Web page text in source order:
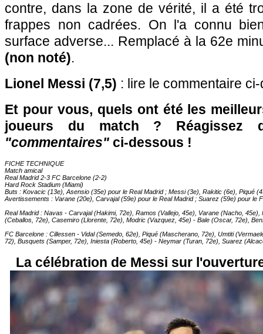
contre, dans la zone de vérité, il a été
frappes non cadrées. On l'a connu
surface adverse... Remplacé à la 62e
(non noté).
Lionel Messi (7,5) : lire le commentaire
Et pour vous, quels ont été les
joueurs du match ? Réagissez
"commentaires" ci-dessous !
FICHE TECHNIQUE
Match amical
Real Madrid 2-3 FC Barcelone (2-2)
Hard Rock Stadium (Miami)
Buts : Kovacic (13e), Asensio (35e) pour le Real Madrid ; Messi (3e), Rakitic (6e), Piqué
Avertissements : Varane (20e), Carvajal (59e) pour le Real Madrid ; Suarez (59e) pour le
Real Madrid : Navas - Carvajal (Hakimi, 72e), Ramos (Vallejo, 45e), Varane (Nacho,
(Ceballos, 72e), Casemiro (Llorente, 72e), Modric (Vazquez, 45e) - Bale (Oscar, 72e),
FC Barcelone : Cillessen - Vidal (Semedo, 62e), Piqué (Mascherano, 72e), Umtiti
72), Busquets (Samper, 72e), Iniesta (Roberto, 45e) - Neymar (Turan, 72e), Suarez
La célébration de Messi sur